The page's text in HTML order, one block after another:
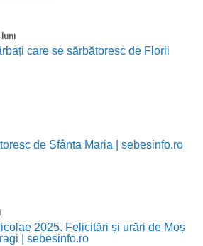
care se sărbătoresc de Florii
de Sfânta Maria | sebesinfo.ro
2025. Felicitări și urări de Moș
| sebesinfo.ro